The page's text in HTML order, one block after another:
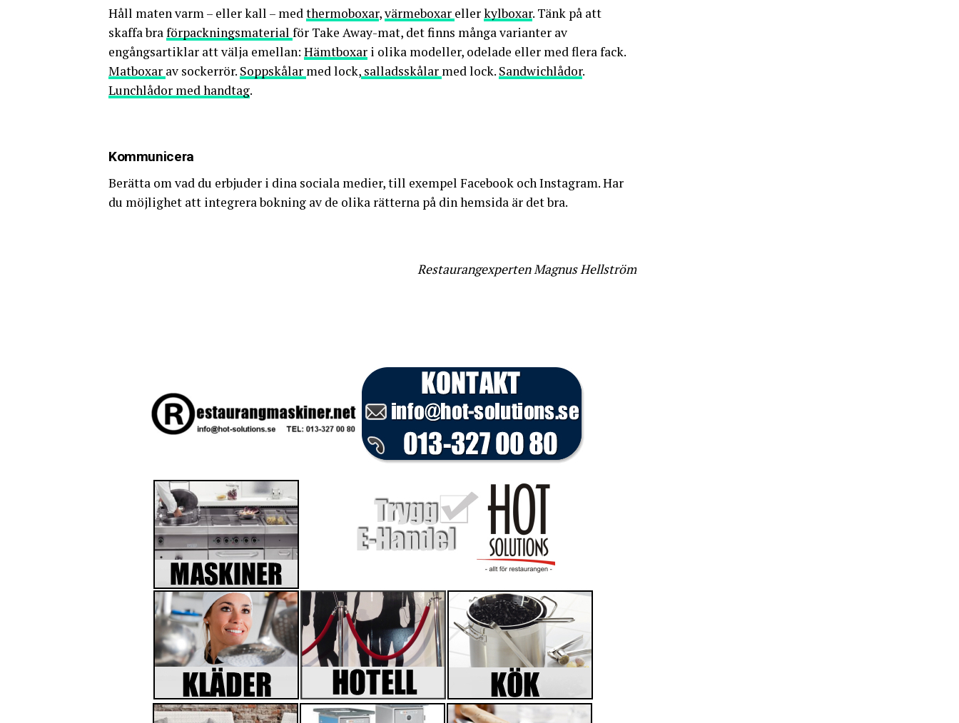
Håll maten varm – eller kall – medthermoboxar,värmeboxar ellerkylboxar. Tänk på att
skaffa braförpackningsmaterial för Take Away-mat, det finns många varianter av
engångsartiklar att välja emellan: Hämtboxar i olika modeller, odelade eller med flera fack.
Matboxar av sockerrör. Soppskålar med lock, salladsskålar med lock. Sandwichlådor.
Lunchlådor med handtag.
Kommunicera
Berätta om vad du erbjuder i dina sociala medier, till exempel Facebook och Instagram. Har
du möjlighet att integrera bokning av de olika rätterna på din hemsida är det bra.
Restaurangexperten Magnus Hellström